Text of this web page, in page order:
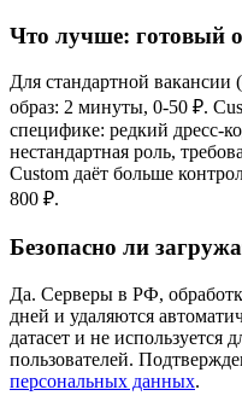
Что лучше: готовый
Для стандартной
образ: 2 минуты, 0-50 ₽.
специфике: редкий дресс-
нестандартная роль,
Custom даёт больше
800 ₽.
Безопасно ли
Да. Серверы в РФ,
дней и удаляются
датасет и не используется
пользователей.
персональных данных.